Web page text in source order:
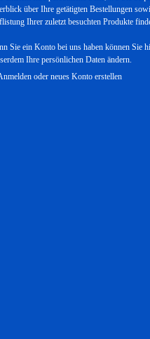
über Ihre getätigten Bestellungen
Ihrer zuletzt besuchten Produkte
Sie ein Konto bei uns haben können Sie
Ihre persönlichen Daten ändern.
oder neues Konto erstellen